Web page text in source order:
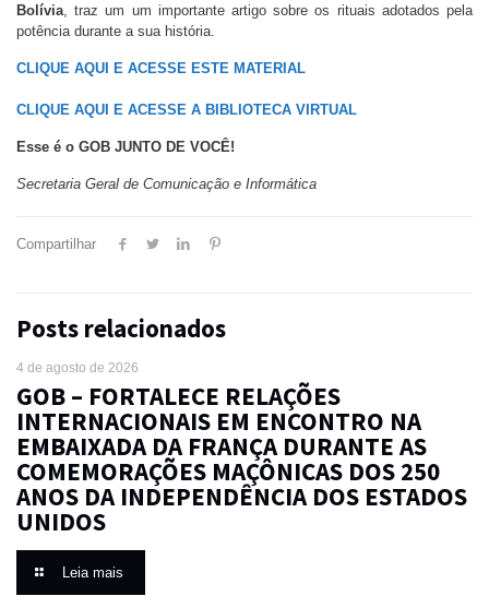
Bolívia , traz um um importante artigo sobre os rituais adotados pela
potência durante a sua história.
CLIQUE AQUI E ACESSE ESTE MATERIAL
CLIQUE AQUI E ACESSE A BIBLIOTECA VIRTUAL
Esse é o GOB JUNTO DE VOCÊ!
Secretaria Geral de Comunicação e Informática
Compartilhar
Posts relacionados
4 de agosto de 2026
GOB – FORTALECE RELAÇÕES
INTERNACIONAIS EM ENCONTRO NA
EMBAIXADA DA FRANÇA DURANTE AS
COMEMORAÇÕES MAÇÔNICAS DOS 250
ANOS DA INDEPENDÊNCIA DOS ESTADOS
UNIDOS
Leia mais